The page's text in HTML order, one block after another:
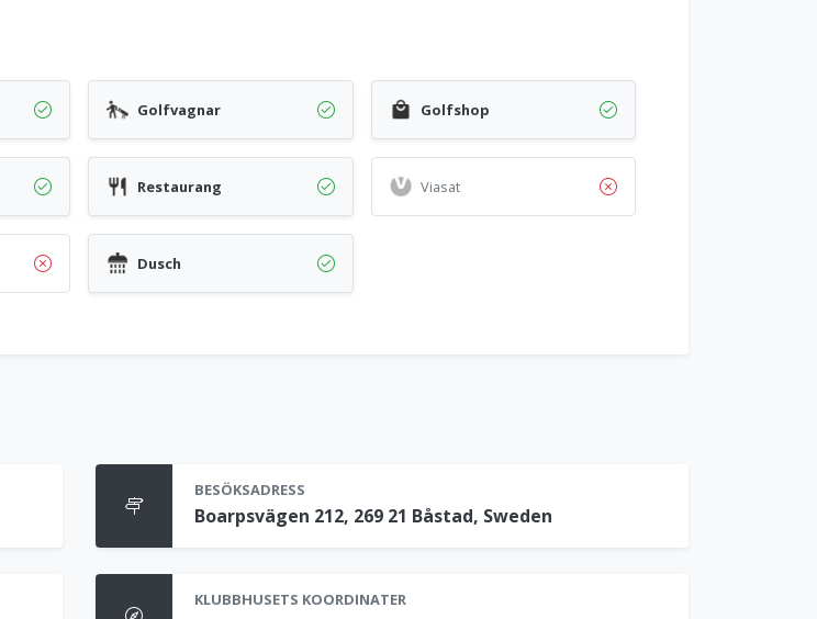
Golfvagnar Golfshop
Restaurang Viasat
Dusch
BESÖKSADRESS
Boarpsvägen 212, 269 21 Båstad, Sweden
KLUBBHUSETS KOORDINATER